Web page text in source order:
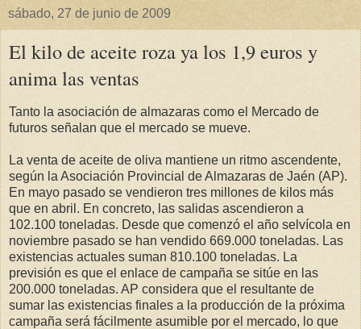
sábado, 27 de junio de 2009
El kilo de aceite roza ya los 1,9 euros y
anima las ventas
Tanto la asociación de almazaras como el Mercado de
futuros señalan que el mercado se mueve.
La venta de aceite de oliva mantiene un ritmo ascendente,
según la Asociación Provincial de Almazaras de Jaén (AP).
En mayo pasado se vendieron tres millones de kilos más
que en abril. En concreto, las salidas ascendieron a
102.100 toneladas. Desde que comenzó el año selvícola en
noviembre pasado se han vendido 669.000 toneladas. Las
existencias actuales suman 810.100 toneladas. La
previsión es que el enlace de campaña se sitúe en las
200.000 toneladas. AP considera que el resultante de
sumar las existencias finales a la producción de la próxima
campaña será fácilmente asumible por el mercado, lo que